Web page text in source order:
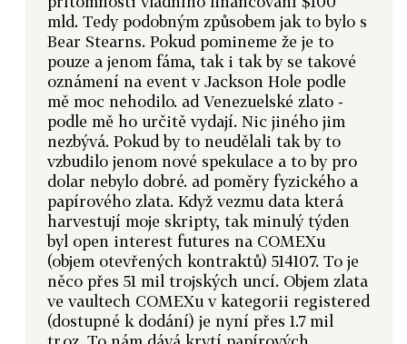
mld. Tedy podobným způsobem jak to bylo s
Bear Stearns. Pokud pomineme že je to
pouze a jenom fáma, tak i tak by se takové
oznámení na event v Jackson Hole podle
mě moc nehodilo. ad Venezuelské zlato -
podle mě ho určitě vydají. Nic jiného jim
nezbývá. Pokud by to neudělali tak by to
vzbudilo jenom nové spekulace a to by pro
dolar nebylo dobré. ad poměry fyzického a
papírového zlata. Když vezmu data která
harvestují moje skripty, tak minulý týden
byl open interest futures na COMEXu
(objem otevřených kontraktů) 514107. To je
něco přes 51 mil trojských uncí. Objem zlata
ve vaultech COMEXu v kategorii registered
(dostupné k dodání) je nyní přes 1.7 mil